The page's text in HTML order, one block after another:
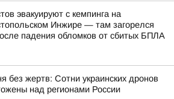
эвакуируют с кемпинга на
Инжире — там загорелся
падения обломков от сбитых БПЛА
без жертв: Сотни украинских дронов
над регионами России